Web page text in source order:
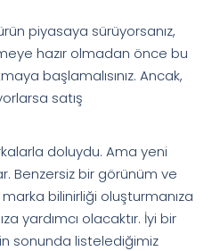
piyasaya sürüyorsanız,
hazır olmadan önce bu
başlamalısınız. Ancak,
satış
doluydu. Ama yeni
Benzersiz bir görünüm ve
bilinirliği oluşturmanıza
yardımcı olacaktır. İyi bir
sonunda listelediğimiz